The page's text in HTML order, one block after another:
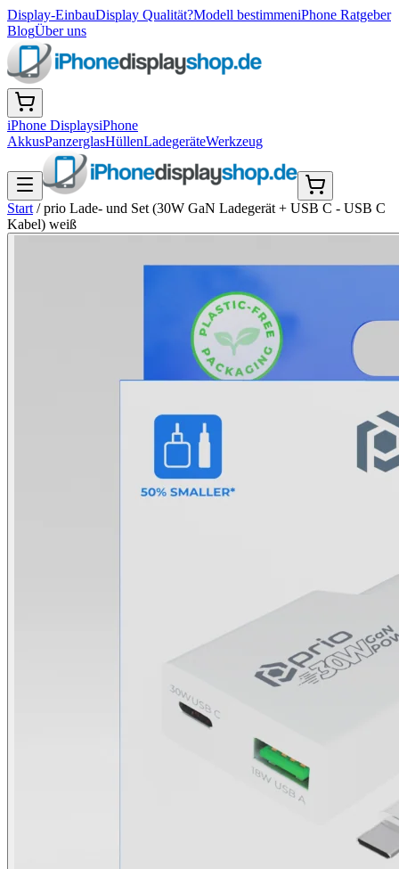
Display-EinbauDisplay Qualität?Modell bestimmeniPhone Ratgeber
BlogÜber uns
iPhone DisplaysiPhone
AkkusPanzerglasHüllenLadegeräteWerkzeug
Start /prio Lade- und Set (30W GaN Ladegerät + USB C - USB C
Kabel) weiß